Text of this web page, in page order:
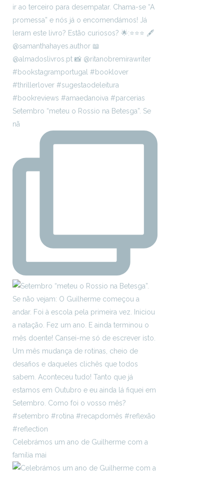
Setembro “meteu o Rossio na Betesga”. Se
nã
Celebrámos um ano de Guilherme com a
família mai